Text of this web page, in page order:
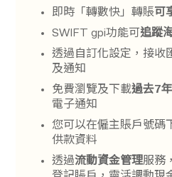
即時「轉數快」轉賬可
SWIFT gpi功能可追蹤
透過自訂化設定，接收
及通知
免費瀏覽及下載過去7
電子通知
您可以在僱主賬戶號碼
供款資料
透過流動資金管理服務